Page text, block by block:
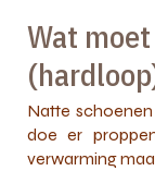
Wat
Natte
doe er
verwarming